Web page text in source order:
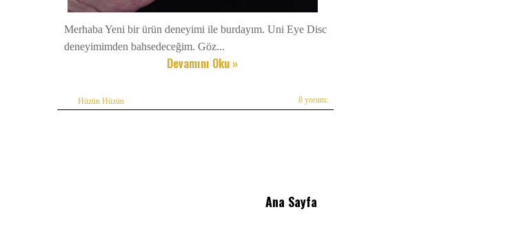
Merhaba Yeni bir ürün deneyimi ile burdayım. Uni Eye Disc
deneyimimden bahsedeceğim. Göz...
Devamını Oku »
Hüzün Hüzün 8 yorum:
Ana Sayfa